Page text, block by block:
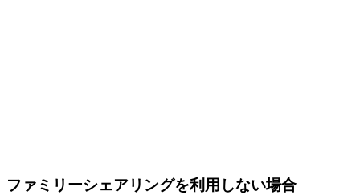
ファミリーシェアリングを利用しない場合